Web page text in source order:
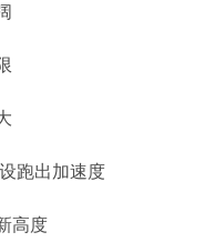
跑出加速度
高度